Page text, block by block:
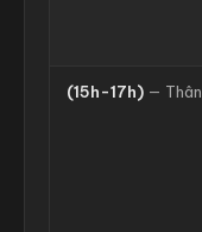
(15h-17h) — Thân